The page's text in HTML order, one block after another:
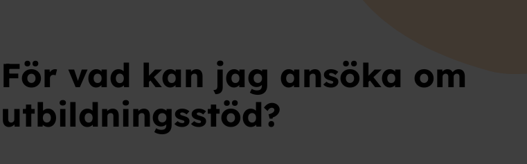
För vad kan jag ansöka om
utbildningsstöd?